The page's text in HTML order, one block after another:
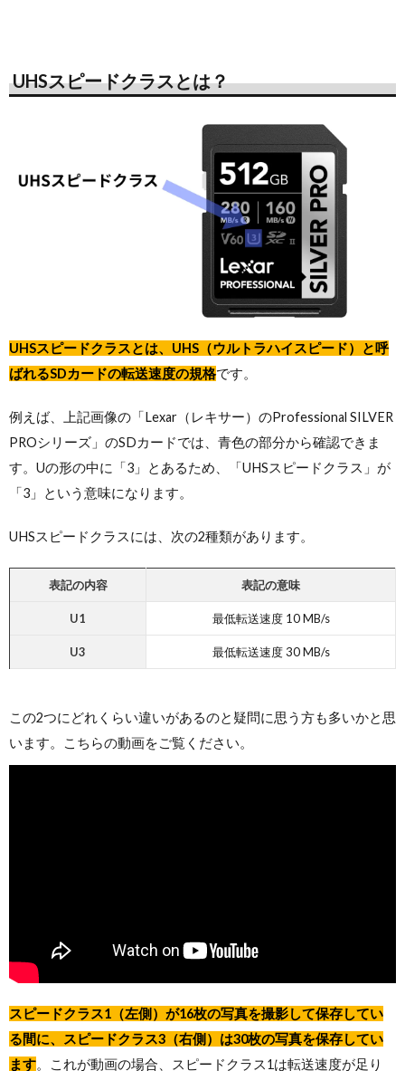
UHSスピードクラスとは？
UHSスピードクラスとは、UHS（ウルトラハイスピード）と呼
ばれるSDカードの転送速度の規格です。
例えば、上記画像の「Lexar（レキサー）のProfessional SILVER
PROシリーズ」のSDカードでは、青色の部分から確認できま
す。Uの形の中に「3」とあるため、「UHSスピードクラス」が
「3」という意味になります。
UHSスピードクラスには、次の2種類があります。
表記の内容 表記の意味
U1 最低転送速度 10 MB/s
U3 最低転送速度 30 MB/s
この2つにどれくらい違いがあるのと疑問に思う方も多いかと思
います。こちらの動画をご覧ください。
スピードクラス1（左側）が16枚の写真を撮影して保存してい
る間に、スピードクラス3（右側）は30枚の写真を保存してい
ます。これが動画の場合、スピードクラス1は転送速度が足り